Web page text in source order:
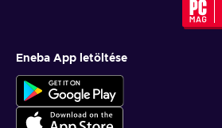
Eneba App letöltése